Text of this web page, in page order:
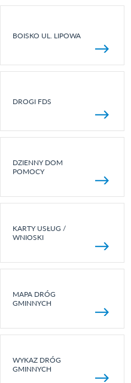
BOISKO UL. LIPOWA
DROGI FDS
DZIENNY DOM
POMOCY
KARTY USŁUG /
WNIOSKI
MAPA DRÓG
GMINNYCH
WYKAZ DRÓG
GMINNYCH